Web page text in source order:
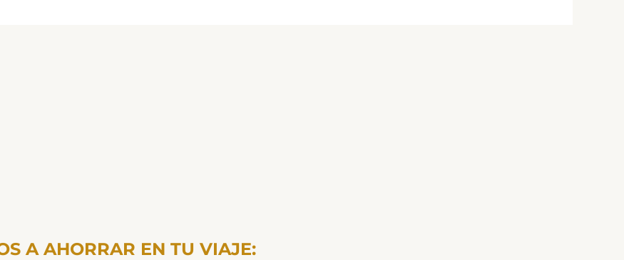
A AHORRAR EN TU VIAJE: